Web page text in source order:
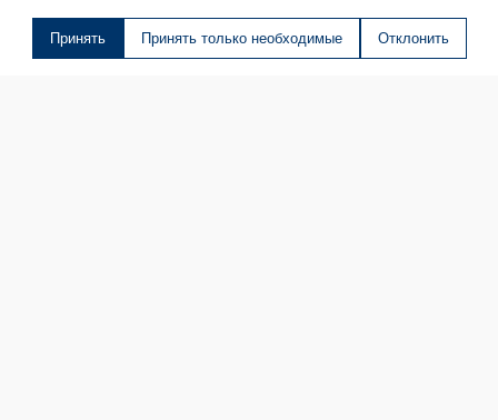
Принять Принять только необходимые Отклонить